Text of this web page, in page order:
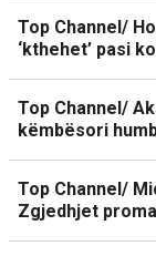
Top Channel/
‘kthehet’ pasi
Top Channel/
këmbësori
Top Channel/
Zgjedhjet